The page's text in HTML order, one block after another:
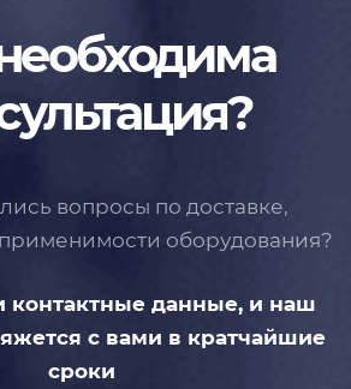
вопросы по доставке,
оборудования?
контактные данные, и наш
с вами в кратчайшие
сроки